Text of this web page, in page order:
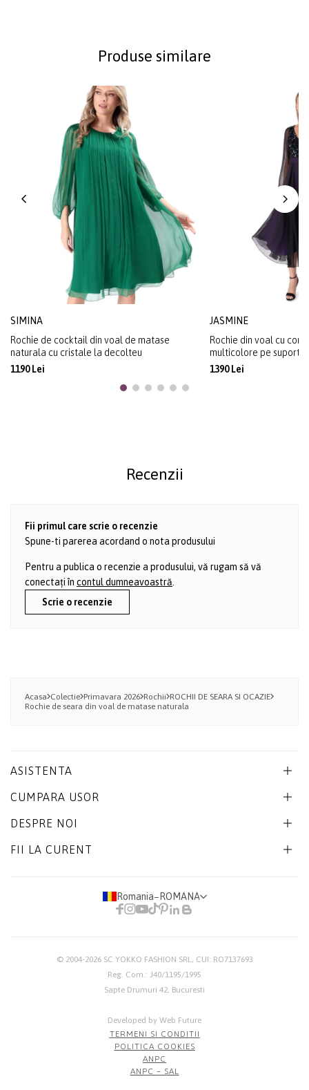
Produse similare
SIMINA
Rochie de cocktail din voal de matase
naturala cu cristale la decolteu
1190 Lei
JASMINE
Rochie din voal cu
multicolore pe suport
1390 Lei
Recenzii
Fii primul care scrie o recenzie
Spune-ti parerea acordand o nota produsului
Pentru a publica o recenzie a produsului, vă rugam să vă
conectați în contul dumneavoastră
Scrie o recenzie
Acasa Colectie Primavara 2026 Rochii ROCHII DE SEARA SI OCAZIE
Rochie de seara din voal de matase naturala
ASISTENTA
CUMPARA USOR
DESPRE NOI
FII LA CURENT
Romania− ROMANA
© 2004-2026 SC YOKKO FASHION SRL, CUI: RO7137693
Reg. Com.: J40/1195/1995
Sapte Drumuri 42, Bucuresti
Developed by Web Future
TERMENI SI CONDITII
POLITICA COOKIES
ANPC
ANPC – SAL